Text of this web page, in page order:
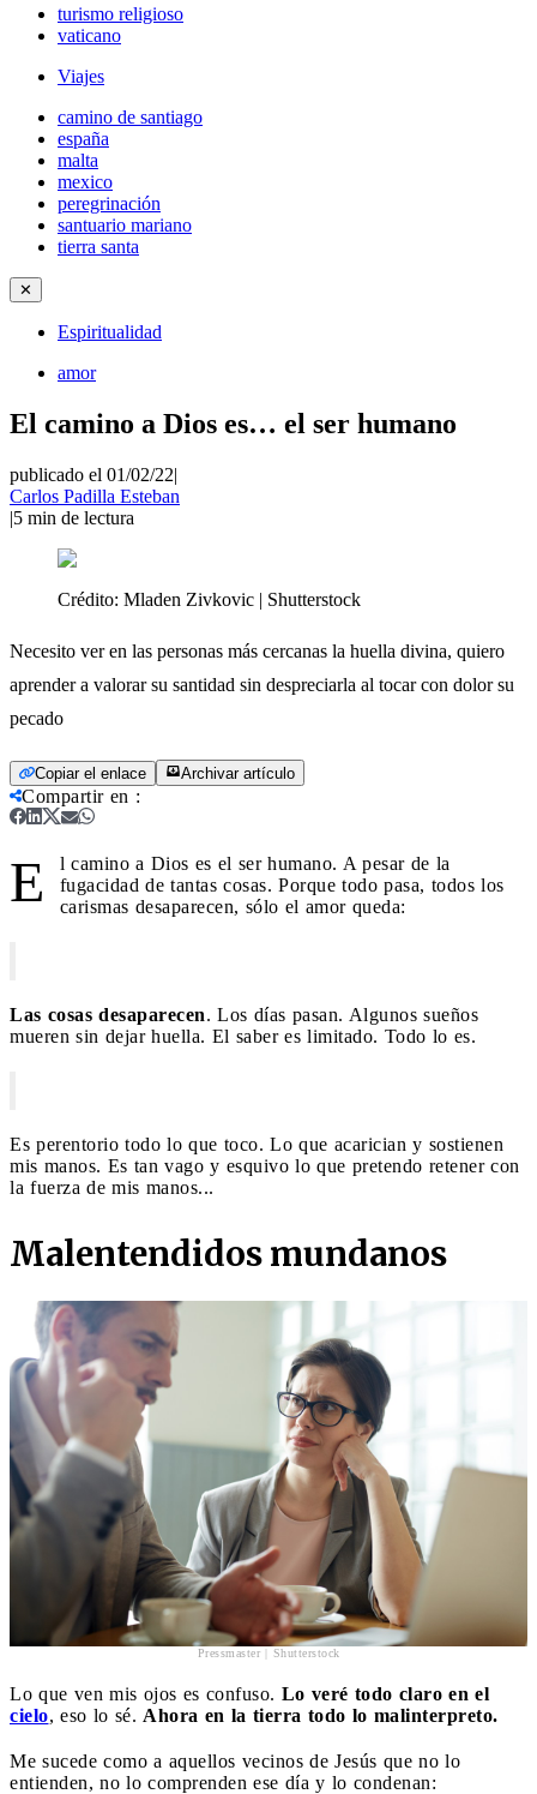
turismo religioso
vaticano
Viajes
camino de santiago
españa
malta
mexico
peregrinación
santuario mariano
tierra santa
✕
Espiritualidad
amor
El camino a Dios es… el ser humano
publicado el 01/02/22|
Carlos Padilla Esteban
|5 min de lectura
Crédito: Mladen Zivkovic | Shutterstock
Necesito ver en las personas más cercanas la huella divina, quiero
aprender a valorar su santidad sin despreciarla al tocar con dolor su
pecado
Copiar el enlace Archivar artículo
Compartir en :
E
l camino a Dios es el ser humano. A pesar de la
fugacidad de tantas cosas. Porque todo pasa, todos los
carismas desaparecen, sólo el amor queda:
Las cosas desaparecen. Los días pasan. Algunos sueños
mueren sin dejar huella. El saber es limitado. Todo lo es.
Es perentorio todo lo que toco. Lo que acarician y sostienen
mis manos. Es tan vago y esquivo lo que pretendo retener con
la fuerza de mis manos...
Malentendidos mundanos
Pressmaster | Shutterstock
Lo que ven mis ojos es confuso. Lo veré todo claro en el
cielo, eso lo sé. Ahora en la tierra todo lo malinterpreto.
Me sucede como a aquellos vecinos de Jesús que no lo
entienden, no lo comprenden ese día y lo condenan: